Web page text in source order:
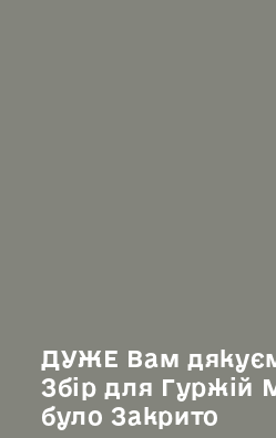
ДУЖЕ Вам
Збір для Гуржій
було Закрито